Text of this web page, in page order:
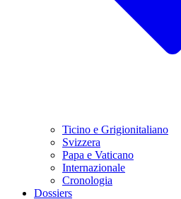
Ticino e Grigionitaliano
Svizzera
Papa e Vaticano
Internazionale
Cronologia
Dossiers